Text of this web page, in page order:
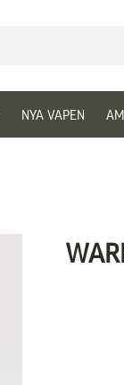
NYA VAPEN